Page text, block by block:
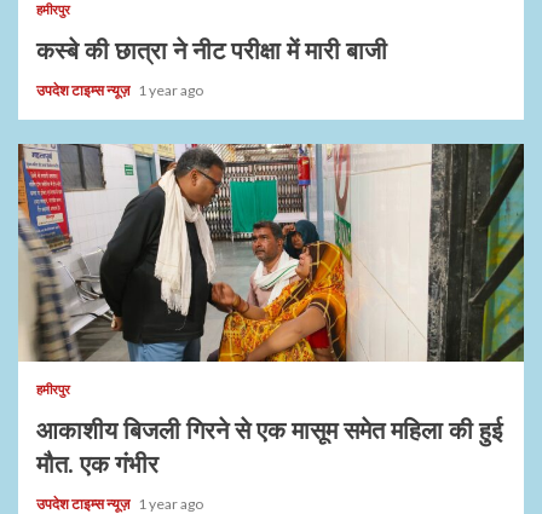
हमीरपुर
कस्बे की छात्रा ने नीट परीक्षा में मारी बाजी
उपदेश टाइम्स न्यूज़ 1 year ago
हमीरपुर
आकाशीय बिजली गिरने से एक मासूम समेत महिला की हुई
मौत. एक गंभीर
उपदेश टाइम्स न्यूज़ 1 year ago